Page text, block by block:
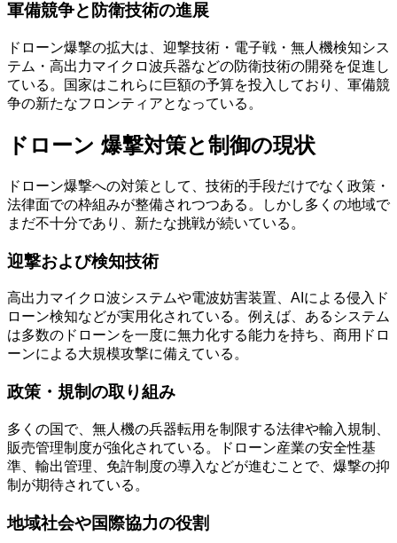
軍備競争と防衛技術の進展
ドローン爆撃の拡大は、迎撃技術・電子戦・無人機検知シス
テム・高出力マイクロ波兵器などの防衛技術の開発を促進し
ている。国家はこれらに巨額の予算を投入しており、軍備競
争の新たなフロンティアとなっている。
ドローン 爆撃対策と制御の現状
ドローン爆撃への対策として、技術的手段だけでなく政策・
法律面での枠組みが整備されつつある。しかし多くの地域で
まだ不十分であり、新たな挑戦が続いている。
迎撃および検知技術
高出力マイクロ波システムや電波妨害装置、AIによる侵入ド
ローン検知などが実用化されている。例えば、あるシステム
は多数のドローンを一度に無力化する能力を持ち、商用ドロ
ーンによる大規模攻撃に備えている。
政策・規制の取り組み
多くの国で、無人機の兵器転用を制限する法律や輸入規制、
販売管理制度が強化されている。ドローン産業の安全性基
準、輸出管理、免許制度の導入などが進むことで、爆撃の抑
制が期待されている。
地域社会や国際協力の役割